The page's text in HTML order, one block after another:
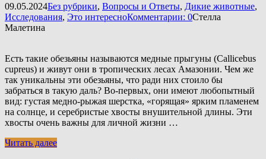
09.05.2024Без рубрики, Вопросы и Ответы, Дикие животные,
Исследования, Это интересноКомментарии: 0Стелла
Малетина
Есть такие обезьяны называются медные прыгуны (Callicebus
cupreus) и живут они в тропических лесах Амазонии. Чем же
так уникальны эти обезьяны, что ради них стоило бы
забраться в такую даль? Во-первых, они имеют любопытный
вид: густая медно-рыжая шерстка, «горящая» ярким пламенем
на солнце, и серебристые хвосты внушительной длины. Эти
хвосты очень важны для личной жизни …
Читать далее